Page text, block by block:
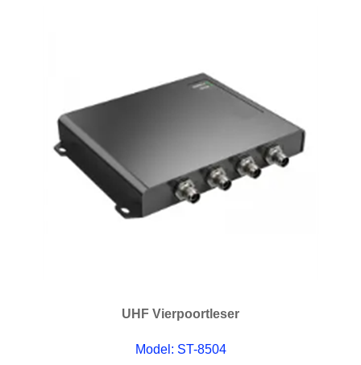
UHF Vierpoortleser
Model: ST-8504